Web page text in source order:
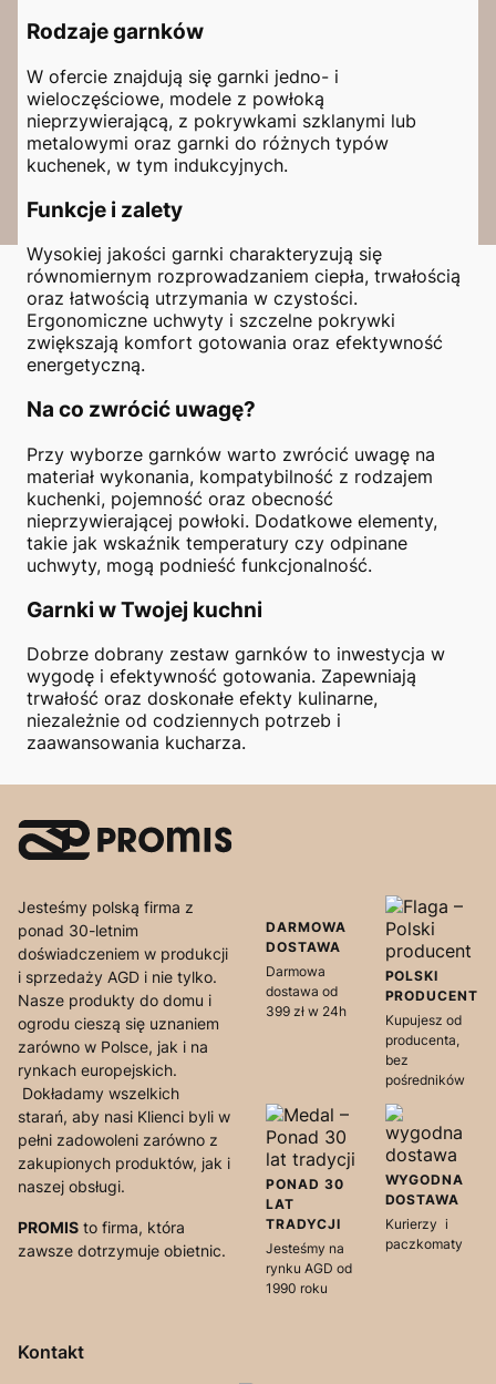
Rodzaje garnków
W ofercie znajdują się garnki jedno- i
wieloczęściowe, modele z powłoką
nieprzywierającą, z pokrywkami szklanymi lub
metalowymi oraz garnki do różnych typów
kuchenek, w tym indukcyjnych.
Funkcje i zalety
Wysokiej jakości garnki charakteryzują się
równomiernym rozprowadzaniem ciepła, trwałością
oraz łatwością utrzymania w czystości.
Ergonomiczne uchwyty i szczelne pokrywki
zwiększają komfort gotowania oraz efektywność
energetyczną.
Na co zwrócić uwagę?
Przy wyborze garnków warto zwrócić uwagę na
materiał wykonania, kompatybilność z rodzajem
kuchenki, pojemność oraz obecność
nieprzywierającej powłoki. Dodatkowe elementy,
takie jak wskaźnik temperatury czy odpinane
uchwyty, mogą podnieść funkcjonalność.
Garnki w Twojej kuchni
Dobrze dobrany zestaw garnków to inwestycja w
wygodę i efektywność gotowania. Zapewniają
trwałość oraz doskonałe efekty kulinarne,
niezależnie od codziennych potrzeb i
zaawansowania kucharza.
Jesteśmy polską firma z
ponad 30-letnim
doświadczeniem w produkcji
i sprzedaży AGD i nie tylko.
Nasze produkty do domu i
ogrodu cieszą się uznaniem
zarówno w Polsce, jak i na
rynkach europejskich.
Dokładamy wszelkich
starań, aby nasi Klienci byli w
pełni zadowoleni zarówno z
zakupionych produktów, jak i
naszej obsługi.
PROMIS to firma, która
zawsze dotrzymuje obietnic.
DARMOWA
DOSTAWA
Darmowa
dostawa od
399 zł w 24h
POLSKI
PRODUCENT
Kupujesz od
producenta,
bez
pośredników
PONAD 30
LAT
TRADYCJI
Jesteśmy na
rynku AGD od
1990 roku
WYGODNA
DOSTAWA
Kurierzy i
paczkomaty
Kontakt